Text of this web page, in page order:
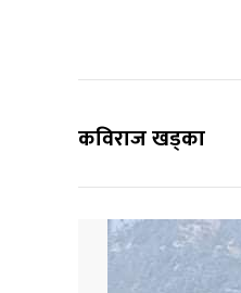
कविराज खड्का